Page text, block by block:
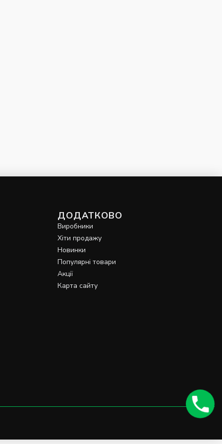
ДОДАТКОВО
Виробники
Хіти продажу
Новинки
Популярні товари
Акції
Карта сайту